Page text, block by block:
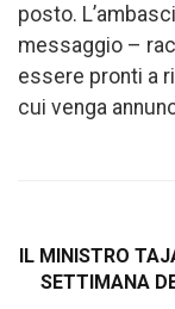
posto.
messaggio –
essere pronti a
cui venga
IL MINISTRO
SETTIMANA